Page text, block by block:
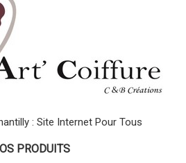
: Site Internet Pour Tous
PRODUITS